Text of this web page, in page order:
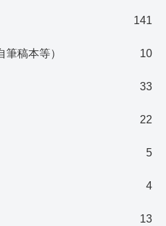
141
稿本等） 10
33
22
5
4
13